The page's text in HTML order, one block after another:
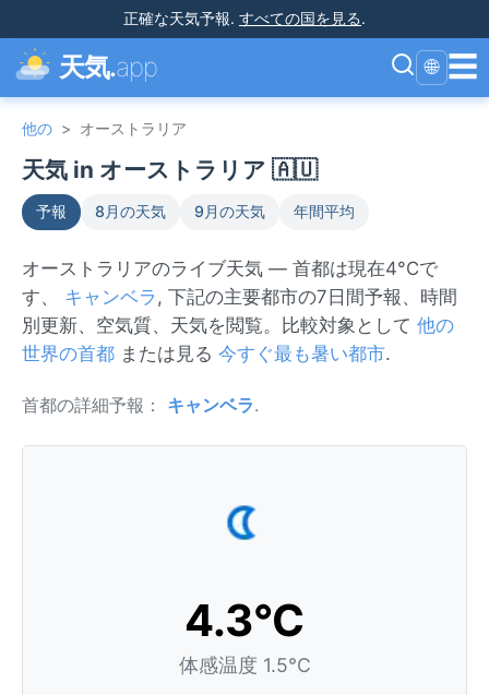
正確な天気予報. すべての国を見る.
天気.app 🌐 ☰
他の > オーストラリア
天気 in オーストラリア 🇦🇺
予報 8月の天気 9月の天気 年間平均
オーストラリアのライブ天気 — 首都は現在4°Cで
す、 キャンベラ , 下記の主要都市の7日間予報、時間
別更新、空気質、天気を閲覧。比較対象として 他の
世界の首都 または見る 今すぐ最も暑い都市.
首都の詳細予報： キャンベラ.
4.3°C
体感温度 1.5°C